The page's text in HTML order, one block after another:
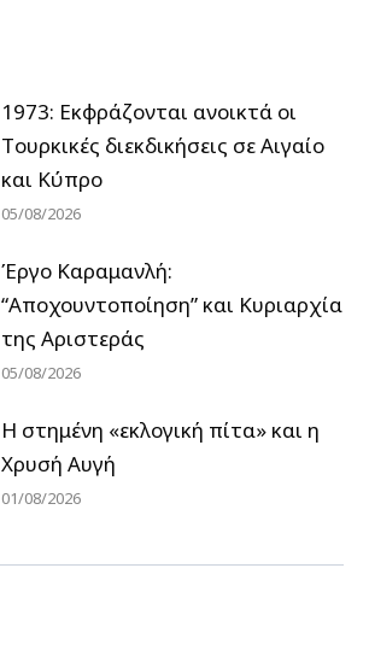
1973: Εκφράζονται ανοικτά οι
Tουρκικές διεκδικήσεις σε Αιγαίο
και Κύπρο
05/08/2026
Έργο Καραμανλή:
“Αποχουντοποίηση” και Κυριαρχία
της Αριστεράς
05/08/2026
Η στημένη «εκλογική πίτα» και η
Χρυσή Αυγή
01/08/2026